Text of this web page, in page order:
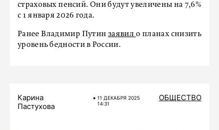
страховых пенсий. Они будут увеличены на 7,6%
с 1 января 2026 года.
Ранее Владимир Путинзаявил о планах снизить
уровень бедности в России.
Карина
Пастухова
11 ДЕКАБРЯ 2025
14:31
ОБЩЕСТВО